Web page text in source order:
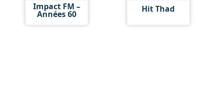
Impact FM –
Années 60 Hit Thad